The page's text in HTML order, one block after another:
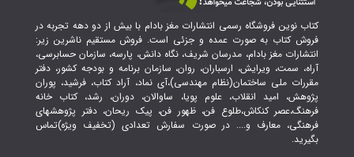
کتاب نوین فروشگاه رسمی انتشارات مغز بادام با بیش از دو دهه تجربه در
فروش کتاب به صورت عمده و جزئی است. فروش مستقیم ناشرین زیر:
انتشارات مغز بادام، مدرسان شریف، نگاه دانش، پارسه، سازمان حسابرسی،
آراه، سمت، ویرایش، ارسباران، روان، سازمان برنامه و بودجه کشور، دفتر
مقررات ملی ساختمان(نظام مهندسی)،آی نماد، آراد کتاب، فرشید، پوران
پژوهش، امید انقلاب، علوم پویا، ساوالان، دوران، رشد، کتاب خانه
فرهنگ،عصر کنکاش،طلوع فن، ظهور فن، پیک ریحان، دفتر پژوهشهای
فرهنگی، معارف و.... در صورت سفارش تعدادی (تخفیف ویژه)تماس
بگیرید.